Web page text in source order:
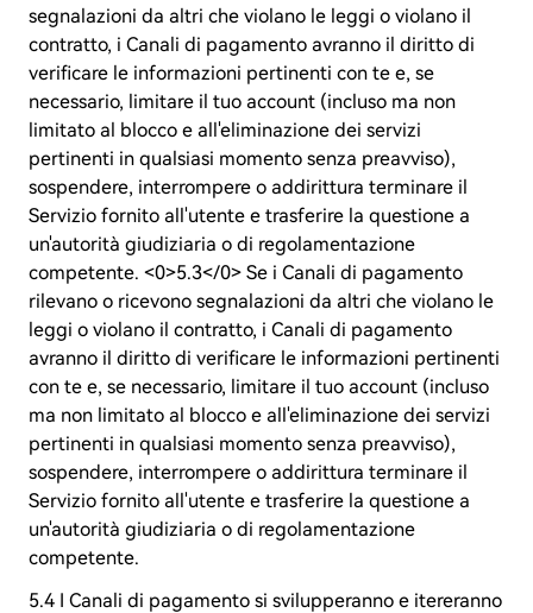
segnalazioni da altri che violano le leggi o violano il
contratto, i Canali di pagamento avranno il diritto di
verificare le informazioni pertinenti con te e, se
necessario, limitare il tuo account (incluso ma non
limitato al blocco e all'eliminazione dei servizi
pertinenti in qualsiasi momento senza preavviso),
sospendere, interrompere o addirittura terminare il
Servizio fornito all'utente e trasferire la questione a
un'autorità giudiziaria o di regolamentazione
competente. <0>5.3</0> Se i Canali di pagamento
rilevano o ricevono segnalazioni da altri che violano le
leggi o violano il contratto, i Canali di pagamento
avranno il diritto di verificare le informazioni pertinenti
con te e, se necessario, limitare il tuo account (incluso
ma non limitato al blocco e all'eliminazione dei servizi
pertinenti in qualsiasi momento senza preavviso),
sospendere, interrompere o addirittura terminare il
Servizio fornito all'utente e trasferire la questione a
un'autorità giudiziaria o di regolamentazione
competente.
5.4 I Canali di pagamento si svilupperanno e itereranno